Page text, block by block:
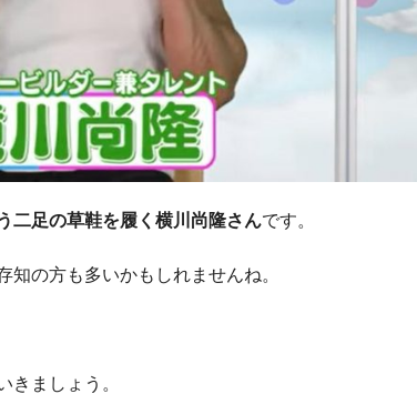
二足の草鞋を履く横川尚隆さんです。
の方も多いかもしれませんね。
きましょう。